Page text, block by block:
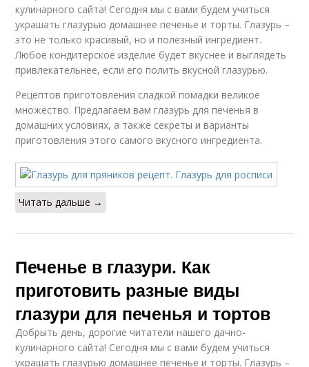
кулинарного сайта! Сегодня мы с вами будем учиться
украшать глазурью домашнее печенье и торты. Глазурь –
это не только красивый, но и полезный ингредиент.
Любое кондитерское изделие будет вкуснее и выглядеть
привлекательнее, если его полить вкусной глазурью.
Рецептов приготовления сладкой помадки великое
множество. Предлагаем вам глазурь для печенья в
домашних условиях, а также секреты и варианты
приготовления этого самого вкусного ингредиента.
Читать дальше →
Печенье в глазури. Как
приготовить разные виды
глазури для печенья и тортов
Добрыть день, дорогие читатели нашего дачно-
кулинарного сайта! Сегодня мы с вами будем учиться
украшать глазурью домашнее печенье и торты. Глазурь –